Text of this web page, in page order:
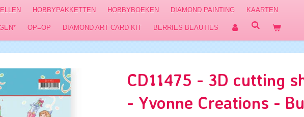
HOBBYPAKKETTEN HOBBYBOEKEN DIAMOND PAINTING KAARTEN
OP=OP DIAMOND ART CARD KIT BERRIES BEAUTIES
CD11475 - 3D cutting
- Yvonne Creations -